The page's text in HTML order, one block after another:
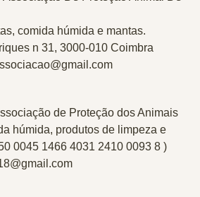
comida húmida e mantas.
n 31, 3000-010 Coimbra
de Proteção dos Animais
húmida, produtos de limpeza e
0045 1466 4031 2410 0093 8 )